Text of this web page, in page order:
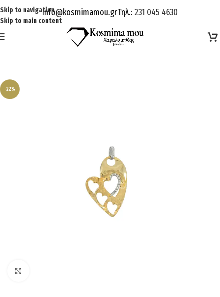
Skip to navigation
Skip to main content
Info@kosmimamou.grΤηλ.: 231 045 4630
-22%